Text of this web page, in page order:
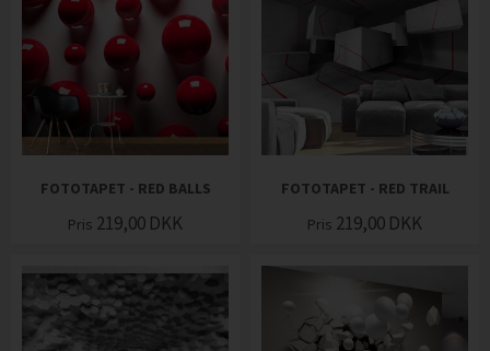
FOTOTAPET - RED BALLS
Pris 219,00 DKK
FOTOTAPET - RED TRAIL
Pris 219,00 DKK